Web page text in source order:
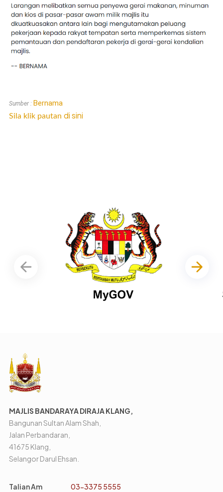
Sumber : Bernama
Sila klik pautan di sini
MAJLIS BANDARAYA DIRAJA KLANG,
Bangunan Sultan Alam Shah,
Jalan Perbandaran,
41675 Klang,
Selangor Darul Ehsan.
Talian Am 03-3375 5555